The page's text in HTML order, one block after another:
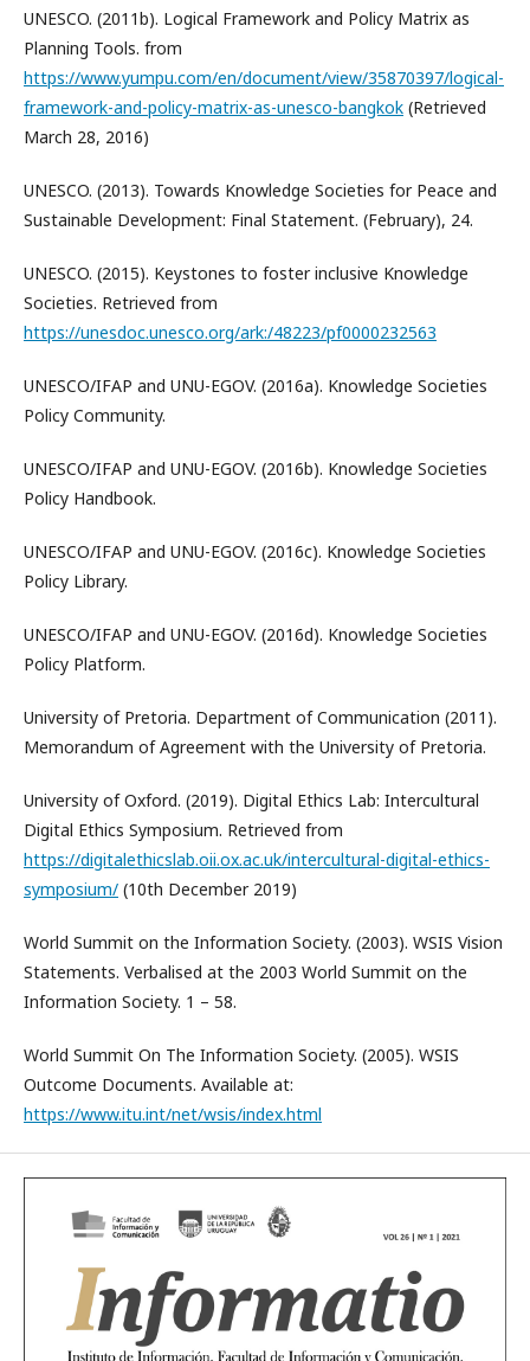
UNESCO. (2011b). Logical Framework and Policy Matrix as
Planning Tools. from
https://www.yumpu.com/en/document/view/35870397/logical-
framework-and-policy-matrix-as-unesco-bangkok (Retrieved
March 28, 2016)
UNESCO. (2013). Towards Knowledge Societies for Peace and
Sustainable Development: Final Statement. (February), 24.
UNESCO. (2015). Keystones to foster inclusive Knowledge
Societies. Retrieved from
https://unesdoc.unesco.org/ark:/48223/pf0000232563
UNESCO/IFAP and UNU-EGOV. (2016a). Knowledge Societies
Policy Community.
UNESCO/IFAP and UNU-EGOV. (2016b). Knowledge Societies
Policy Handbook.
UNESCO/IFAP and UNU-EGOV. (2016c). Knowledge Societies
Policy Library.
UNESCO/IFAP and UNU-EGOV. (2016d). Knowledge Societies
Policy Platform.
University of Pretoria. Department of Communication (2011).
Memorandum of Agreement with the University of Pretoria.
University of Oxford. (2019). Digital Ethics Lab: Intercultural
Digital Ethics Symposium. Retrieved from
https://digitalethicslab.oii.ox.ac.uk/intercultural-digital-ethics-
symposium/ (10th December 2019)
World Summit on the Information Society. (2003). WSIS Vision
Statements. Verbalised at the 2003 World Summit on the
Information Society. 1 – 58.
World Summit On The Information Society. (2005). WSIS
Outcome Documents. Available at:
https://www.itu.int/net/wsis/index.html